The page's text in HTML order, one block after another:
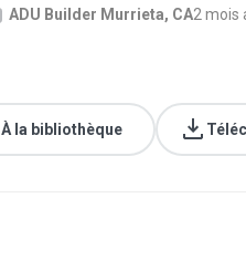
ADU Builder Murrieta, CA2 mois
À la bibliothèque